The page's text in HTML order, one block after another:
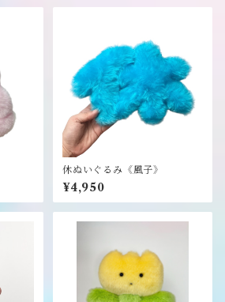
休ぬいぐるみ《風子》
¥4,950